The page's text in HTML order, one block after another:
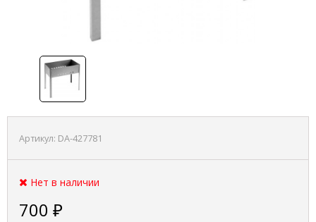
Артикул: DA-427781
Нет в наличии
700 ₽